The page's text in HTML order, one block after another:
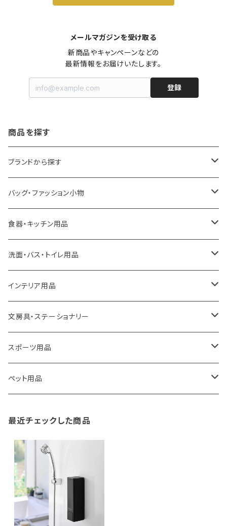
メールマガジンを受け取る
新商品やキャンペーンなどの
最新情報をお届けいたします。
登録
商品を探す
ブランドから探す
LOQI
ideaco
a.depeche
ROOTOTE
100percent
藤田金属
TG
paperblanks
Like-it
KIND BAG LONDON
バッグ・ファッション小物
エコバッグ
アクセサリー
トートバッグ
保冷バッグ
リュックサック
ショルダーバッグ
スポーツバッグ
マザーズバッグ
パソコンケース
食器・キッチン用品
キッチンラック
キッチンペーパーホルダー
食器・テーブルウェア
ゴミ箱
収納用品
ソープディスペンサー
タオルハンガー
調理器具・調理小物
洗面・バス・トイレ用品
洗面用品
掃除・洗濯用品
トイレ用品
バス用品
インテリア用品
アイロン台
アクセサリー収納
ウェットティッシュケース
ガーデニング用品
蚊やり
クッション・クッションカバー
文房具・ステーショナリー
筆記具・ペン
ノート
スポーツ用品
卓球用品
ペット用品
猫用グッズ
その他
最近チェックした商品